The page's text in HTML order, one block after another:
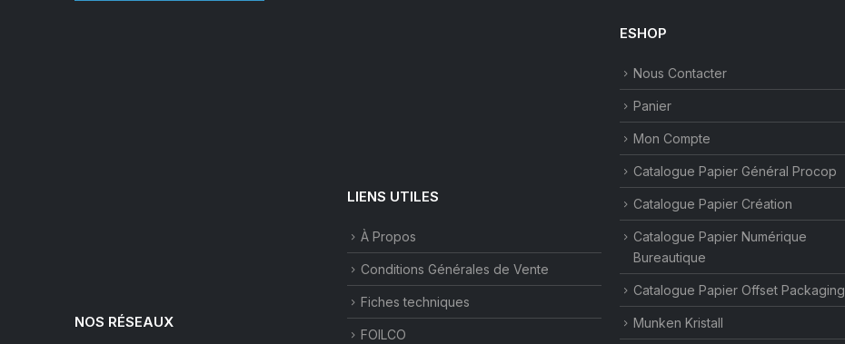
sur
page
du
produit
NOS RÉSEAUX
LIENS UTILES
À Propos
Conditions Générales de Vente
Fiches techniques
FOILCO
ESHOP
Nous Contacter
Panier
Mon Compte
Catalogue Papier Général Procop
Catalogue Papier Création
Catalogue Papier Numérique
Bureautique
Catalogue Papier Offset Packaging
Munken Kristall